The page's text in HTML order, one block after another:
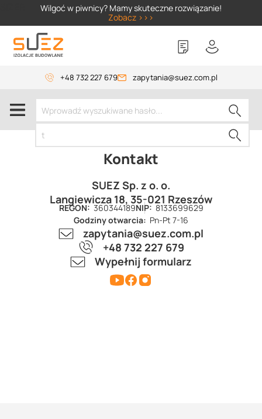
Wilgoć w piwnicy? Mamy skuteczne rozwiązanie!
Zobacz >>>
+48 732 227 679 zapytania@suez.com.pl
Kontakt
SUEZ Sp. z o. o.
Langiewicza 18, 35-021 Rzeszów
REGON: 360344189NIP: 8133699629
Godziny otwarcia: Pn-Pt 7-16
zapytania@suez.com.pl
+48 732 227 679
Wypełnij formularz